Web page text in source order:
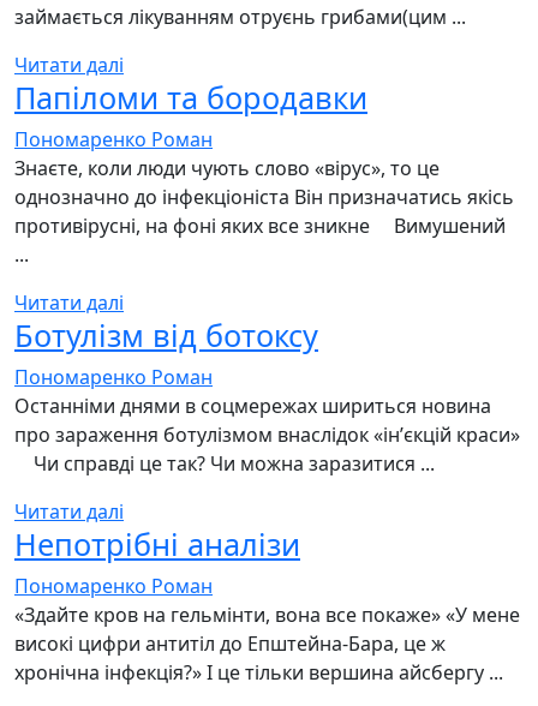
займається лікуванням отруєнь грибами(цим ...
Читати далі
Папіломи та бородавки
Пономаренко Роман
Знаєте, коли люди чують слово «вірус», то це
однозначно до інфекціоніста Він призначатись якісь
противірусні, на фоні яких все зникне ⠀ Вимушений
...
Читати далі
Ботулізм від ботоксу
Пономаренко Роман
Останніми днями в соцмережах шириться новина
про зараження ботулізмом внаслідок «інʼєкцій краси»
⠀ Чи справді це так? Чи можна заразитися ...
Читати далі
Непотрібні аналізи
Пономаренко Роман
«Здайте кров на гельмінти, вона все покаже» «У мене
високі цифри антитіл до Епштейна-Бара, це ж
хронічна інфекція?» І це тільки вершина айсбергу ...